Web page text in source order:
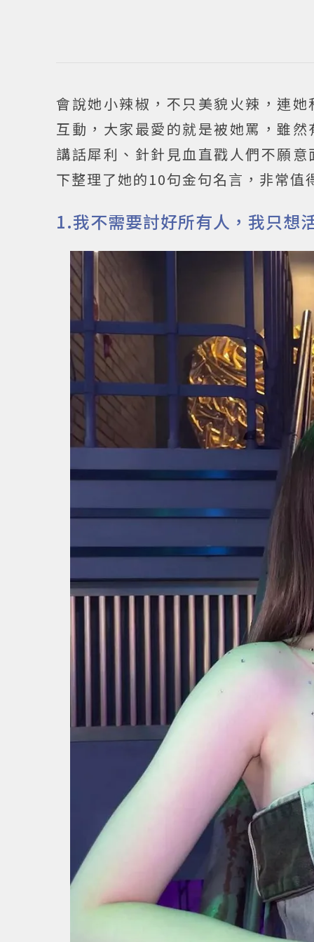
會說她小辣椒，不只美貌火辣，連
互動，大家最愛的就是被她罵，雖
講話犀利、針針見血直戳人們不願
下整理了她的10句金句名言，非常值
1.我不需要討好所有人，我只想